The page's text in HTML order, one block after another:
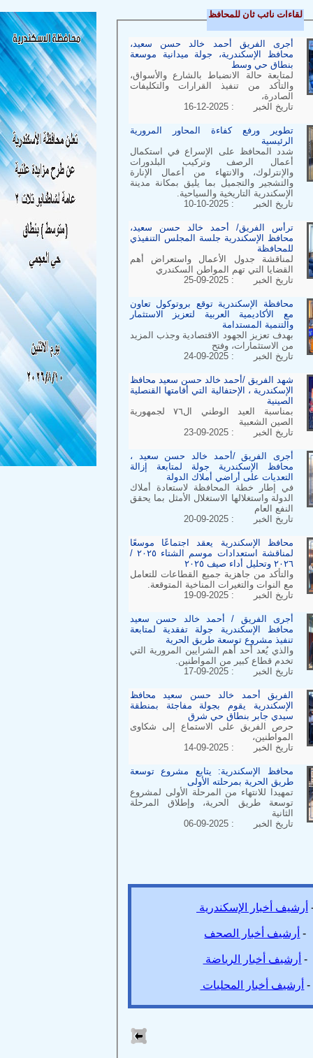
نائب ثان للمحافظ
أجرى الفريق أحمد خالد حسن سعيد،
محافظ الإسكندرية، جولة ميدانية موسعة
بنطاق حي وسط
لمتابعة حالة الانضباط بالشارع والأسواق،
والتأكد من تنفيذ القرارات والتكليفات
الصادرة،
تاريخ الخبر : 2025-12-16
تطوير ورفع كفاءة المحاور المرورية
الرئيسية
شدد المحافظ على الإسراع في استكمال
أعمال الرصف وتركيب البلدورات
والإنترلوك، والانتهاء من أعمال الإنارة
والتشجير والتجميل بما يليق بمكانة مدينة
الإسكندرية التاريخية والسياحية.
تاريخ الخبر : 2025-10-10
ترأس الفريق/ أحمد خالد حسن سعيد،
محافظ الإسكندرية جلسة المجلس التنفيذي
للمحافظة
لمناقشة جدول الأعمال واستعراض أهم
القضايا التي تهم المواطن السكندري
تاريخ الخبر : 2025-09-25
محافظة الإسكندرية توقع بروتوكول تعاون
مع الأكاديمية العربية لتعزيز الاستثمار
والتنمية المستدامة
بهدف تعزيز الجهود الاقتصادية وجذب المزيد
من الاستثمارات، وفتح
تاريخ الخبر : 2025-09-24
شهد الفريق /أحمد خالد حسن سعيد محافظ
الإسكندرية ، الإحتفالية التي أقامتها القنصلية
الصينية
بمناسبة العيد الوطني ال٧٦ لجمهورية
الصين الشعبية
تاريخ الخبر : 2025-09-23
أجرى الفريق /أحمد خالد حسن سعيد ،
محافظ الإسكندرية جولة لمتابعة إزالة
التعديات على أراضي أملاك الدولة
في إطار خطة المحافظة لاستعادة أملاك
الدولة واستغلالها الاستغلال الأمثل بما يحقق
النفع العام
تاريخ الخبر : 2025-09-20
محافظ الإسكندرية يعقد اجتماعًا موسعًا
لمناقشة استعدادات موسم الشتاء ٢٠٢٥ /
٢٠٢٦ وتحليل أداء صيف ٢٠٢٥
والتأكد من جاهزية جميع القطاعات للتعامل
مع النوات والتغيرات المناخية المتوقعة.
تاريخ الخبر : 2025-09-19
أجرى الفريق / أحمد خالد حسن سعيد
محافظ الإسكندرية جولة تفقدية لمتابعة
تنفيذ مشروع توسعة طريق الحرية
والذي يُعد أحد أهم الشرايين المرورية التي
تخدم قطاع كبير من المواطنين.
تاريخ الخبر : 2025-09-17
الفريق أحمد خالد حسن سعيد محافظ
الإسكندرية يقوم بجولة مفاجئة بمنطقة
سيدي جابر بنطاق حي شرق
حرص الفريق على الاستماع إلى شكاوى
المواطنين،
تاريخ الخبر : 2025-09-14
محافظ الإسكندرية: يتابع مشروع توسعة
طريق الحرية بمرحلته الأولى
تمهيدا للانتهاء من المرحلة الأولى لمشروع
توسعة طريق الحرية، وإطلاق المرحلة
الثانية
تاريخ الخبر : 2025-09-06
أخبار الإسكندرية
أخبار الصحف
أخبار الرياضة
أخبار المحليات